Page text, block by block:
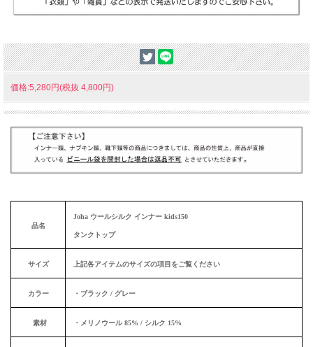
価格:5,280円(税抜 4,800円)
品名
Joha ウールシルク インナー kids150
タンクトップ
サイズ 上記各アイテムのサイズの項目をご覧ください
カラー ・ブラック / グレー
素材 ・メリノウール 85% / シルク 15%